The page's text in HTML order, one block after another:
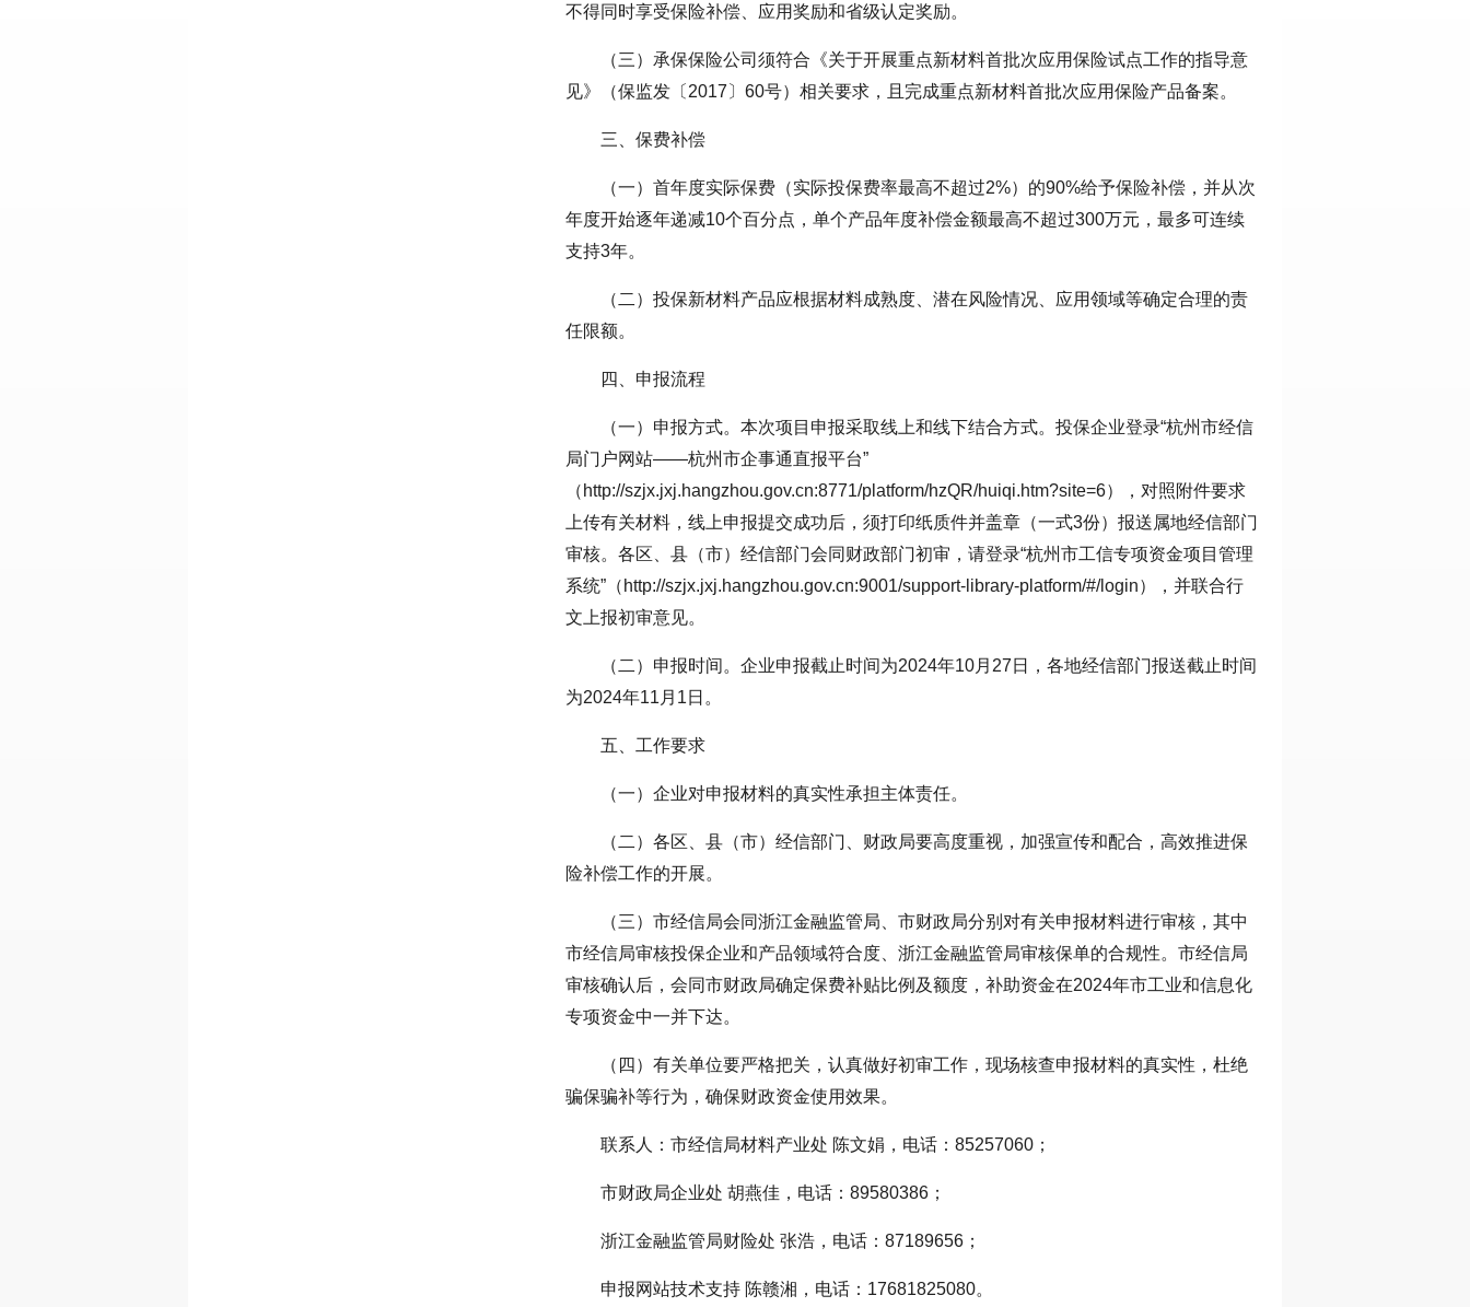
不得同时享受保险补偿、应用奖励和省级认定奖励。
（三）承保保险公司须符合《关于开展重点新材料首批次应用保险试点工作的指导意
见》（保监发〔2017〕60号）相关要求，且完成重点新材料首批次应用保险产品备案。
三、保费补偿
（一）首年度实际保费（实际投保费率最高不超过2%）的90%给予保险补偿，并从次
年度开始逐年递减10个百分点，单个产品年度补偿金额最高不超过300万元，最多可连续
支持3年。
（二）投保新材料产品应根据材料成熟度、潜在风险情况、应用领域等确定合理的责
任限额。
四、申报流程
（一）申报方式。本次项目申报采取线上和线下结合方式。投保企业登录“杭州市经信
局门户网站——杭州市企事通直报平台”
（http://szjx.jxj.hangzhou.gov.cn:8771/platform/hzQR/huiqi.htm?site=6），对照附件要求
上传有关材料，线上申报提交成功后，须打印纸质件并盖章（一式3份）报送属地经信部门
审核。各区、县（市）经信部门会同财政部门初审，请登录“杭州市工信专项资金项目管理
系统”（http://szjx.jxj.hangzhou.gov.cn:9001/support-library-platform/#/login），并联合行
文上报初审意见。
（二）申报时间。企业申报截止时间为2024年10月27日，各地经信部门报送截止时间
为2024年11月1日。
五、工作要求
（一）企业对申报材料的真实性承担主体责任。
（二）各区、县（市）经信部门、财政局要高度重视，加强宣传和配合，高效推进保
险补偿工作的开展。
（三）市经信局会同浙江金融监管局、市财政局分别对有关申报材料进行审核，其中
市经信局审核投保企业和产品领域符合度、浙江金融监管局审核保单的合规性。市经信局
审核确认后，会同市财政局确定保费补贴比例及额度，补助资金在2024年市工业和信息化
专项资金中一并下达。
（四）有关单位要严格把关，认真做好初审工作，现场核查申报材料的真实性，杜绝
骗保骗补等行为，确保财政资金使用效果。
联系人：市经信局材料产业处 陈文娟，电话：85257060；
市财政局企业处 胡燕佳，电话：89580386；
浙江金融监管局财险处 张浩，电话：87189656；
申报网站技术支持 陈赣湘，电话：17681825080。